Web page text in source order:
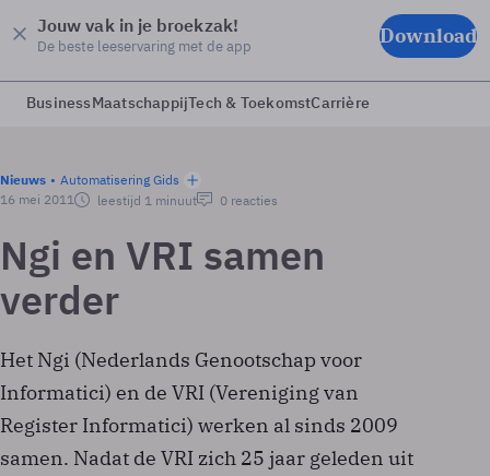
Jouw vak in je broekzak!
De beste leeservaring met de app Download
BusinessMaatschappijTech & ToekomstCarrière
Nieuws
Automatisering Gids
16 mei 2011
leestijd 1 minuut 0 reacties
Ngi en VRI samen
verder
Het Ngi (Nederlands Genootschap voor
Informatici) en de VRI (Vereniging van
Register Informatici) werken al sinds 2009
samen. Nadat de VRI zich 25 jaar geleden uit